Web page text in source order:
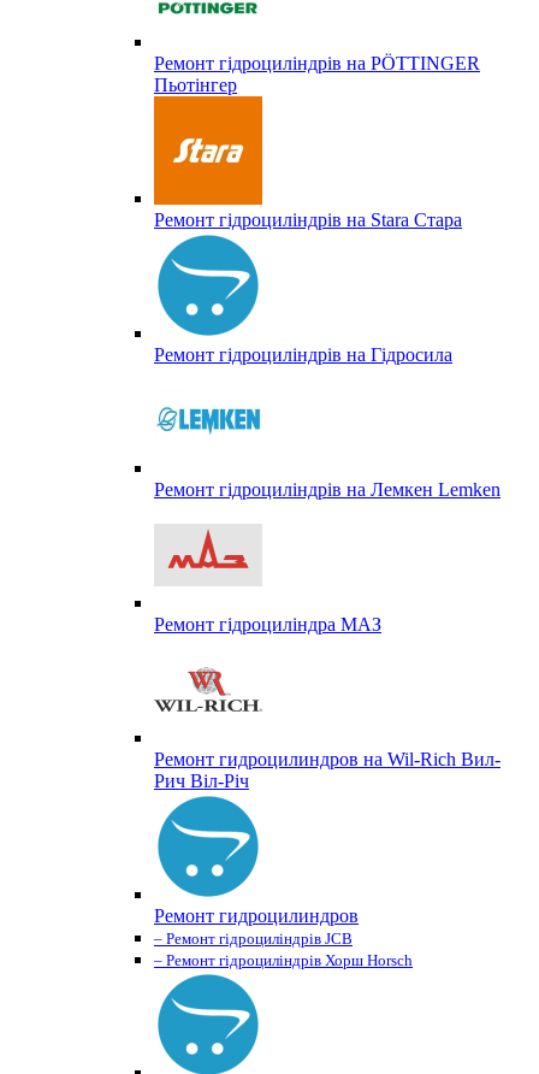
Ремонт гідроциліндрів на PÖTTINGER
Пьотінгер
Ремонт гідроциліндрів на Stara Стара
Ремонт гідроциліндрів на Гідросила
Ремонт гідроциліндрів на Лемкен Lemken
Ремонт гідроциліндра МАЗ
Ремонт гидроцилиндров на Wil-Rich Вил-
Рич Віл-Річ
Ремонт гидроцилиндров
– Ремонт гідроциліндрів JCB
– Ремонт гідроциліндрів Хорш Horsch